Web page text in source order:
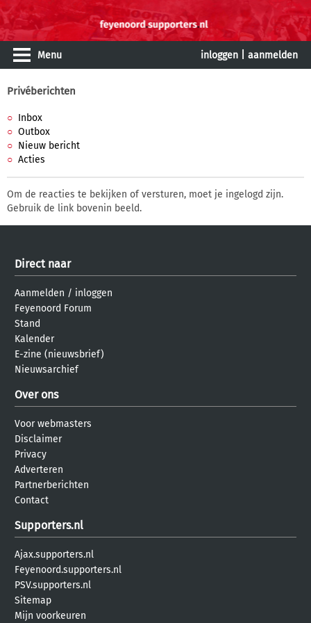
Menu inloggen aanmelden
Privéberichten
Inbox
Outbox
Nieuw bericht
Acties
Om de reacties te bekijken of versturen, moet je ingelogd zijn.
Gebruik de link bovenin beeld.
Direct naar
Aanmelden / inloggen
Feyenoord Forum
Stand
Kalender
E-zine (nieuwsbrief)
Nieuwsarchief
Over ons
Voor webmasters
Disclaimer
Privacy
Adverteren
Partnerberichten
Contact
Supporters.nl
Ajax.supporters.nl
Feyenoord.supporters.nl
PSV.supporters.nl
Sitemap
Mijn voorkeuren